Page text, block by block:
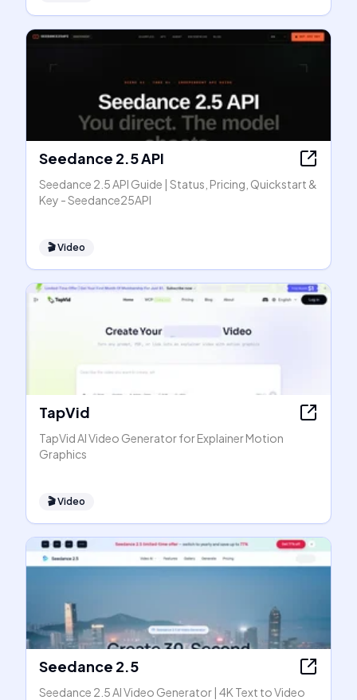
Seedance 2.5 API
Seedance 2.5 API Guide | Status, Pricing, Quickstart &
Key - Seedance25API
🎬Video
TapVid
TapVid AI Video Generator for Explainer Motion
Graphics
🎬Video
Seedance 2.5
Seedance 2.5 AI Video Generator | 4K Text to Video